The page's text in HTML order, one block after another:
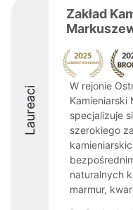
Laureaci
Zakład
W rejonie
Kamieniarski
specjalizuje
szerokiego
naturalnych
marmur,